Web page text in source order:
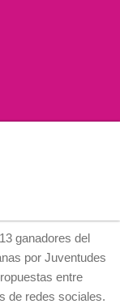
ganadores del
por Juventudes
entre
de redes sociales.